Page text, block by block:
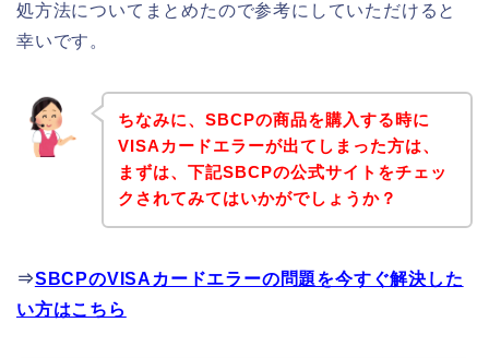
処方法についてまとめたので参考にしていただけると
幸いです。
ちなみに、SBCPの商品を購入する時に
VISAカードエラーが出てしまった方は、
まずは、下記SBCPの公式サイトをチェッ
クされてみてはいかがでしょうか？
⇒SBCPのVISAカードエラーの問題を今すぐ解決した
い方はこちら